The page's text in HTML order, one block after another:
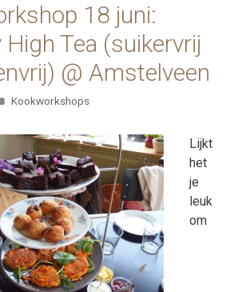
18 juni:
High Tea (suikervrij
@ Amstelveen
Categorieën
Kookworkshops
Lijkt
het
je
leuk
om